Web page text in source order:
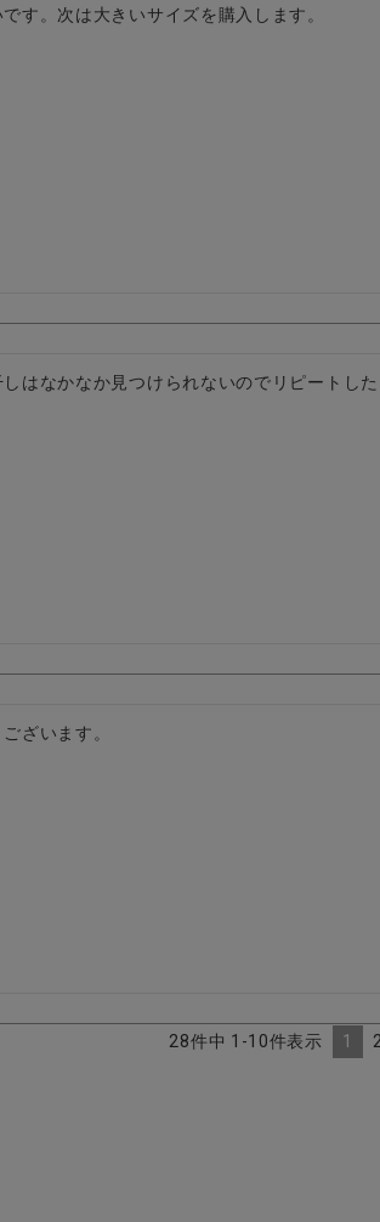
す。次は大きいサイズを購入します。
はなかなか見つけられないのでリピートし
ざいます。
28件中 1 -10件表示 1 2